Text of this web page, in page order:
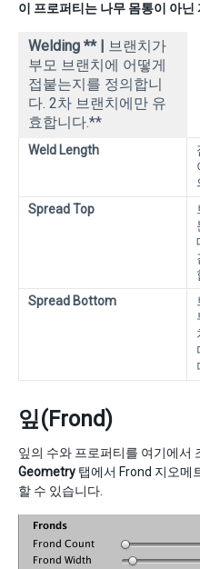
이 프로퍼티는 나무 몸통이 아
Welding ** | 브랜치가
부모 브랜치에 어떻게
접붙는지를 정의합니
다. 2차 브랜치에만 유
효합니다.**
Weld Length
Spread Top
Spread Bottom
잎(Frond)
잎의 수와 프로퍼티를 여기에서
Geometry 탭에서 Frond 지오메
할 수 있습니다.